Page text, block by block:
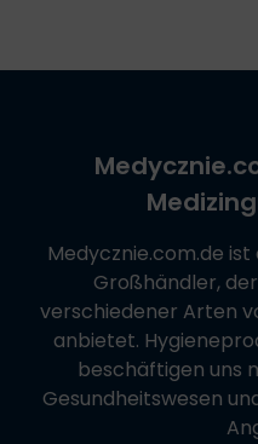
Medycznie.com.de ist
Großhändler,
verschiedener Arten
anbietet.
beschäftigen uns
Gesundheitswesen